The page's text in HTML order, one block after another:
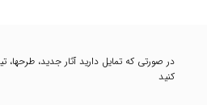
در صورتی که تمایل دارید آثار جدید،
کنید